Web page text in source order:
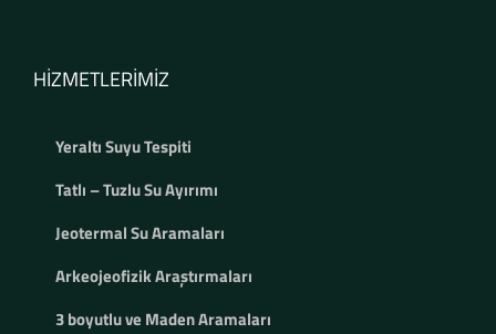
HIZMETLERIMIZ
Yeraltı Suyu Tespiti
Tatlı – Tuzlu Su Ayırımı
Jeotermal Su Aramaları
Arkeojeofizik Araştırmaları
3 boyutlu ve Maden Aramaları